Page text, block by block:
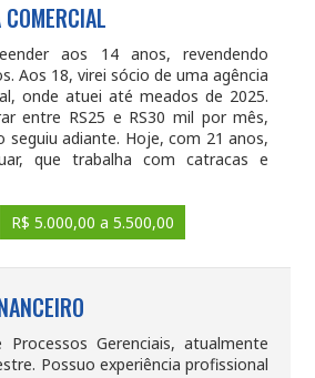
aos 14 anos, revendendo
Aos 18, virei sócio de uma agência
onde atuei até meados de 2025.
entre RS25 e RS30 mil por mês,
seguiu adiante. Hoje, com 21 anos,
que trabalha com catracas e
R$ 5.000,00 a 5.500,00
Gerenciais, atualmente
Possuo experiência profissional